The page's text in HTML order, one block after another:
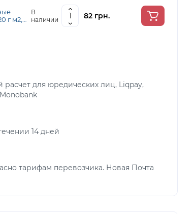
г м2,
В
наличии
82 грн.
для юредических лиц, Liqpay,
14 дней
тарифам перевозчика. Новая Почта